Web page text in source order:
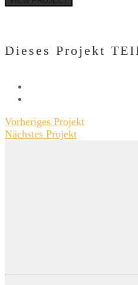
Dieses Projekt
Vorheriges Projekt
Nächstes Projekt